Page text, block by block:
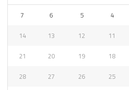
4
5
6
7
11
12
13
14
18
19
20
21
25
26
27
28